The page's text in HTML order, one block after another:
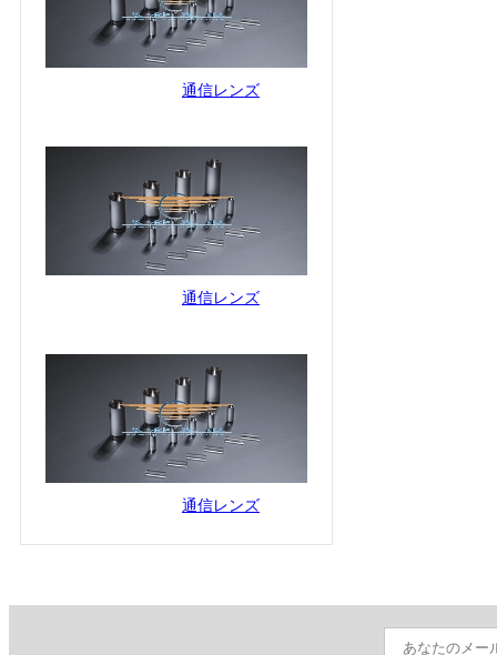
通信レンズ
通信レンズ
通信レンズ